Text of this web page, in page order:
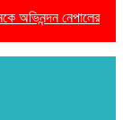
অভিনন্দন নেপালের